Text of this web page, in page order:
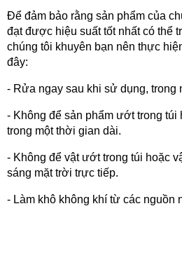
Để đảm bảo rằng sản phẩm của
đạt được hiệu suất tốt nhất có thể
chúng tôi khuyên bạn nên thực
đây:
- Rửa ngay sau khi sử dụng, trong
- Không để sản phẩm ướt trong túi
trong một thời gian dài.
- Không để vật ướt trong túi hoặc
sáng mặt trời trực tiếp.
- Làm khô không khí từ các nguồn